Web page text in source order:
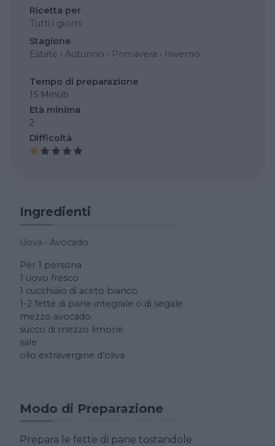
Ricetta per
Tutti i giorni
Stagione
Estate • Autunno • Primavera • Inverno
Tempo di preparazione
15 Minuti
Età minima
2
Difficoltà
Ingredienti
Uova • Avocado
Per 1 persona
1 uovo fresco
1 cucchiaio di aceto bianco
1-2 fette di pane integrale o di segale
mezzo avocado
succo di mezzo limone
sale
olio extravergine d’oliva
Modo di Preparazione
Prepara le fette di pane tostandole